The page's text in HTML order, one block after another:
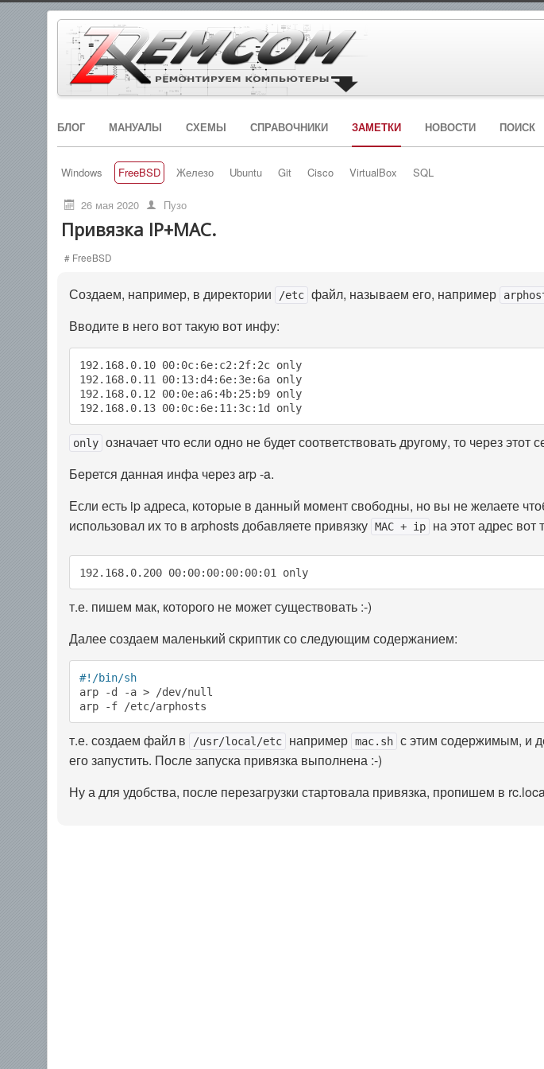
БЛОГ МАНУАЛЫ СХЕМЫ СПРАВОЧНИКИ ЗАМЕТКИ НОВОСТИ ПОИСК
Windows FreeBSD Железо Ubuntu Git Cisco VirtualBox SQL
26 мая 2020 Пузо
Привязка IP+MAC.
# FreeBSD
Создаем, например, в директории /etc файл, называем его, например
Вводите в него вот такую вот инфу:
192.168.0.10 00:0c:6e:c2:2f:2c only
192.168.0.11 00:13:d4:6e:3e:6a only
192.168.0.12 00:0e:a6:4b:25:b9 only
192.168.0.13 00:0c:6e:11:3c:1d only
only означает что если одно не будет соответствовать другому, то через
Берется данная инфа через arp -a.
Если есть ip адреса, которые в данный момент свободны, но вы не желаете
использовал их то в arphosts добавляете привязку MAC + ip на этот адрес вот
192.168.0.200 00:00:00:00:00:01 only
т.е. пишем мак, которого не может существовать :-)
Далее создаем маленький скриптик со следующим содержанием:
#!/bin/sh
arp -d -a > /dev/null
arp -f /etc/arphosts
т.е. создаем файл в /usr/local/etc например mac.sh с этим содержимым, и
его запустить. После запуска привязка выполнена :-)
Ну а для удобства, после перезагрузки стартовала привязка, пропишем в